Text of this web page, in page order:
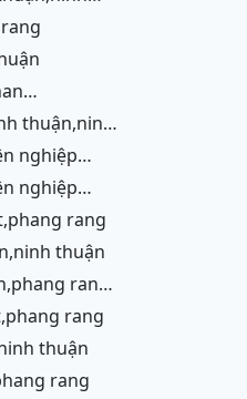
ranh
hy,cam
rang
thuận
rang
thuận
rang